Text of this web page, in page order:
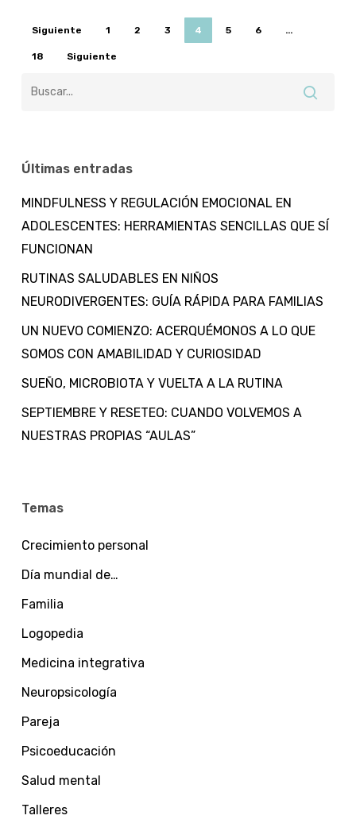
Siguiente 1 2 3 4 5 6 …
18 Siguiente
Últimas entradas
MINDFULNESS Y REGULACIÓN EMOCIONAL EN
ADOLESCENTES: HERRAMIENTAS SENCILLAS QUE SÍ
FUNCIONAN
RUTINAS SALUDABLES EN NIÑOS
NEURODIVERGENTES: GUÍA RÁPIDA PARA FAMILIAS
UN NUEVO COMIENZO: ACERQUÉMONOS A LO QUE
SOMOS CON AMABILIDAD Y CURIOSIDAD
SUEÑO, MICROBIOTA Y VUELTA A LA RUTINA
SEPTIEMBRE Y RESETEO: CUANDO VOLVEMOS A
NUESTRAS PROPIAS “AULAS”
Temas
Crecimiento personal
Día mundial de…
Familia
Logopedia
Medicina integrativa
Neuropsicología
Pareja
Psicoeducación
Salud mental
Talleres